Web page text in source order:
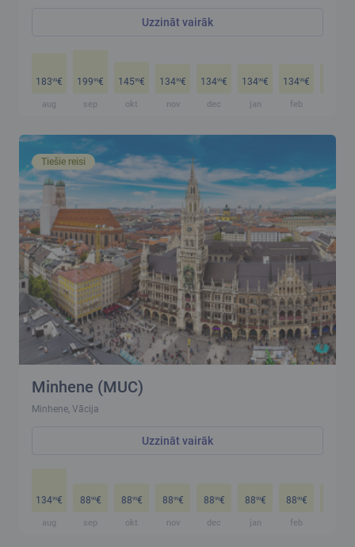
Uzzināt vairāk
18399€
aug
19999€
sep
14599€
okt
13499€
nov
13499€
dec
13499€
jan
13499€
feb
Tiešie reisi
Minhene (MUC)
Minhene, Vācija
Uzzināt vairāk
13499€
aug
8899€
sep
8899€
okt
8899€
nov
8899€
dec
8899€
jan
8899€
feb